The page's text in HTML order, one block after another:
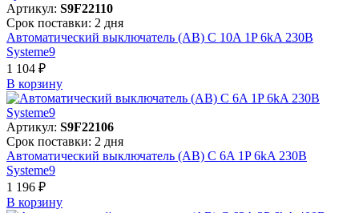
Артикул: S9F22110
Срок поставки: 2 дня
Автоматический выключатель (АВ) C 10A 1P 6kA 230В
Systeme9
1 104 ₽
В корзинy
Артикул: S9F22106
Срок поставки: 2 дня
Автоматический выключатель (АВ) C 6A 1P 6kA 230В
Systeme9
1 196 ₽
В корзинy